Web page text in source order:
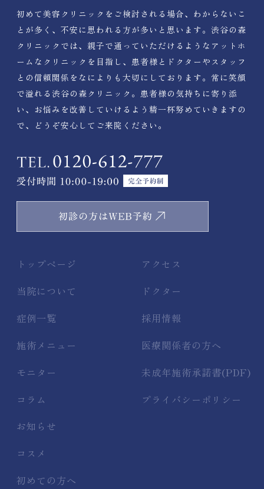
初めて美容クリニックをご検討される場合、わからないこ
とが多く、不安に思われる方が多いと思います。渋谷の森
クリニックでは、親子で通っていただけるようなアットホ
ームなクリニックを目指し、患者様とドクターやスタッフ
との信頼関係をなによりも大切にしております。常に笑顔
で溢れる渋谷の森クリニック。患者様の気持ちに寄り添
い、お悩みを改善していけるよう精一杯努めていきますの
で、どうぞ安心してご来院ください。
トップページ
当院について
症例一覧
施術メニュー
モニター
コラム
お知らせ
コスメ
初めての方へ
アクセス
ドクター
採用情報
医療関係者の方へ
未成年施術承諾書(PDF)
プライバシーポリシー